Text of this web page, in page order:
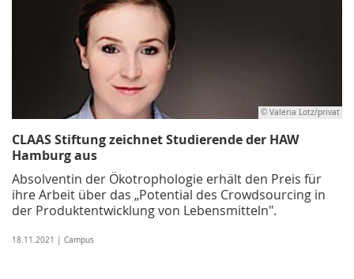
© Valeria Lotz/privat
CLAAS Stiftung zeichnet Studierende der HAW
Hamburg aus
Absolventin der Ökotrophologie erhält den Preis für
ihre Arbeit über das „Potential des Crowdsourcing in
der Produktentwicklung von Lebensmitteln".
18.11.2021 | Campus